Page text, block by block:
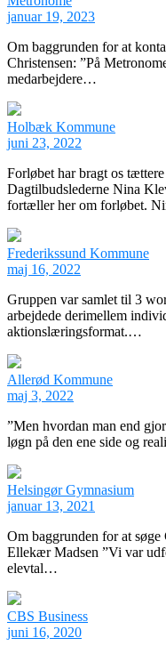
januar 19, 2023
Om baggrunden for at
Christensen: ”På
medarbejdere…
Holbæk Kommune
juni 23, 2022
Forløbet har bragt os
Dagtilbudslederne Nina
fortæller her om forløbet.
Frederikssund Kommune
maj 16, 2022
Gruppen var samlet til 3
arbejdede derimellem
aktionslæringsformat.…
Allerød Kommune
maj 3, 2022
”Men hvordan man end
løgn på den ene side og
Helsingør Gymnasium
januar 13, 2021
Om baggrunden for at
Ellekær Madsen ”Vi var
elevtal…
CBS Business
juni 16, 2020